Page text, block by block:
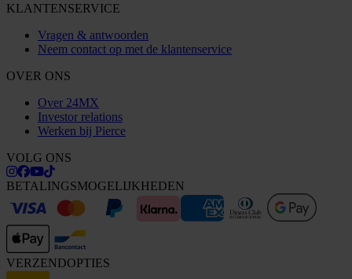
KLANTENSERVICE
Vragen & antwoorden
Neem contact op met de klantenservice
OVER ONS
Over 24MX
Investor relations
Werken bij Pierce
VOLG ONS
BETALINGSMOGELIJKHEDEN
VERZENDOPTIES